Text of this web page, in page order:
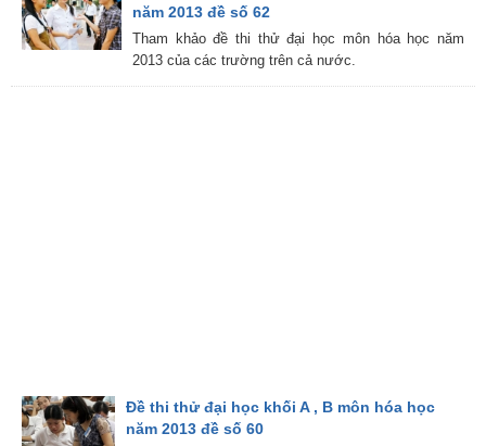
năm 2013 đề số 62
Tham khảo đề thi thử đại học môn hóa học năm
2013 của các trường trên cả nước.
Đề thi thử đại học khối A , B môn hóa học
năm 2013 đề số 60